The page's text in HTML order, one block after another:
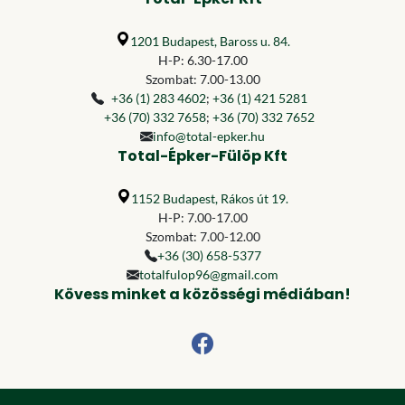
1201 Budapest, Baross u. 84.
H-P: 6.30-17.00
Szombat: 7.00-13.00
+36 (1) 283 4602; +36 (1) 421 5281
+36 (70) 332 7658; +36 (70) 332 7652
info@total-epker.hu
Total-Épker-Fülöp Kft
1152 Budapest, Rákos út 19.
H-P: 7.00-17.00
Szombat: 7.00-12.00
+36 (30) 658-5377
totalfulop96@gmail.com
Kövess minket a közösségi médiában!